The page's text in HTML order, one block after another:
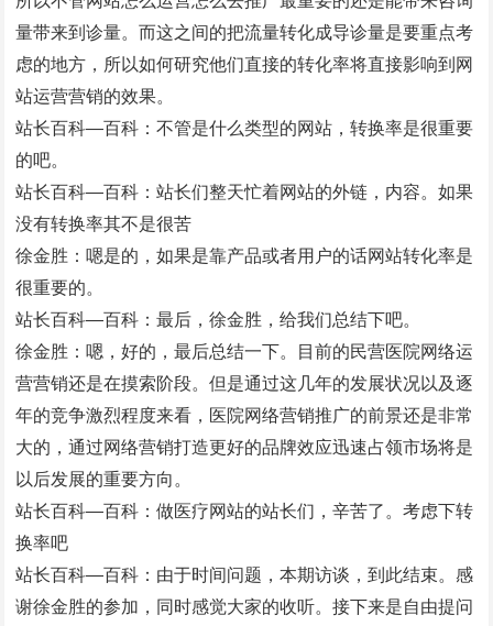
量带来到诊量。而这之间的把流量转化成导诊量是要重点考
虑的地方，所以如何研究他们直接的转化率将直接影响到网
站运营营销的效果。
站长百科—百科：不管是什么类型的网站，转换率是很重要
的吧。
站长百科—百科：站长们整天忙着网站的外链，内容。如果
没有转换率其不是很苦
徐金胜：嗯是的，如果是靠产品或者用户的话网站转化率是
很重要的。
站长百科—百科：最后，徐金胜，给我们总结下吧。
徐金胜：嗯，好的，最后总结一下。目前的民营医院网络运
营营销还是在摸索阶段。但是通过这几年的发展状况以及逐
年的竞争激烈程度来看，医院网络营销推广的前景还是非常
大的，通过网络营销打造更好的品牌效应迅速占领市场将是
以后发展的重要方向。
站长百科—百科：做医疗网站的站长们，辛苦了。考虑下转
换率吧
站长百科—百科：由于时间问题，本期访谈，到此结束。感
谢徐金胜的参加，同时感觉大家的收听。接下来是自由提问